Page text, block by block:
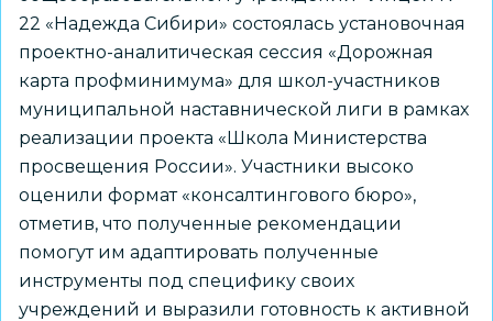
22 «Надежда Сибири» состоялась установочная
проектно-аналитическая сессия «Дорожная
карта профминимума» для школ-участников
муниципальной наставнической лиги в рамках
реализации проекта «Школа Министерства
просвещения России». Участники высоко
оценили формат «консалтингового бюро»,
отметив, что полученные рекомендации
помогут им адаптировать полученные
инструменты под специфику своих
учреждений и выразили готовность к активной